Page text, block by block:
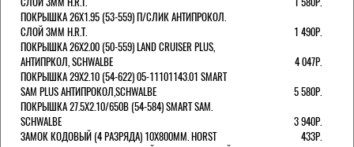
ПОКРЫШКА 26X1.95 (53-559) П/СЛИК АНТИПРОКОЛ.
СЛОЙ 3ММ H.R.T.
1 490Р.
ПОКРЫШКА 26X2.00 (50-559) LAND CRUISER PLUS,
АНТИПРКОЛ, SCHWALBE
4 047Р.
ПОКРЫШКА 29X2.10 (54-622) 05-11101143.01 SMART
SAM PLUS АНТИПРОКОЛ,SCHWALBE
5 580Р.
ПОКРЫШКА 27.5X2.10/650B (54-584) SMART SAM.
SCHWALBE
3 940Р.
ЗАМОК КОДОВЫЙ (4 РАЗРЯДА) 10Х800ММ. HORST
433Р.